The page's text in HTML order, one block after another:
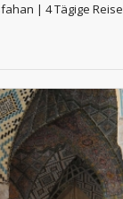
| 4 Tägige Reise